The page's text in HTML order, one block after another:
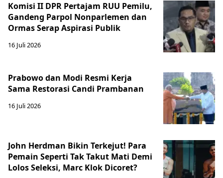
Komisi II DPR Pertajam RUU Pemilu,
Gandeng Parpol Nonparlemen dan
Ormas Serap Aspirasi Publik
16 Juli 2026
Prabowo dan Modi Resmi Kerja
Sama Restorasi Candi Prambanan
16 Juli 2026
John Herdman Bikin Terkejut! Para
Pemain Seperti Tak Takut Mati Demi
Lolos Seleksi, Marc Klok Dicoret?